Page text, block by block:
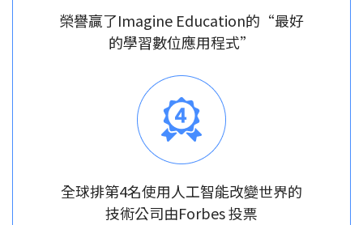
榮譽贏了Imagine Education的“最好
的學習數位應用程式”
全球排第4名使用人工智能改變世界的
技術公司由Forbes 投票